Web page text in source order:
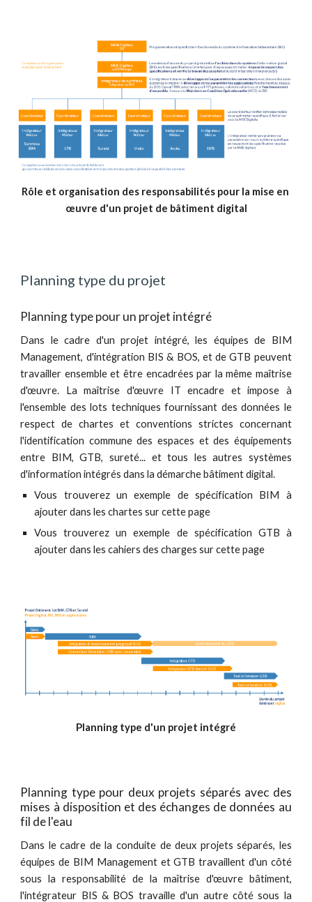
Rôle et organisation des responsabilités pour la mise en
œuvre d'un projet de bâtiment digital
Planning type du projet
Planning type pour un projet intégré
Dans le cadre d'un projet intégré, les équipes de BIM
Management, d'intégration BIS & BOS, et de GTB peuvent
travailler ensemble et être encadrées par la même maîtrise
d'œuvre. La maîtrise d'œuvre IT encadre et impose à
l'ensemble des lots techniques fournissant des données le
respect de chartes et conventions strictes concernant
l'identification commune des espaces et des équipements
entre BIM, GTB, sureté... et tous les autres systèmes
d'information intégrés dans la démarche bâtiment digital.
Vous trouverez un exemple de spécification BIM à
ajouter dans les chartes sur cette page
Vous trouverez un exemple de spécification GTB à
ajouter dans les cahiers des charges sur cette page
Planning type d'un projet intégré
Planning type pour deux projets séparés avec des
mises à disposition et des échanges de données au
fil de l'eau
Dans le cadre de la conduite de deux projets séparés, les
équipes de BIM Management et GTB travaillent d'un côté
sous la responsabilité de la maîtrise d'œuvre bâtiment,
l'intégrateur BIS & BOS travaille d'un autre côté sous la